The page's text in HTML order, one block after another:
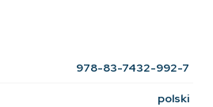
978-83-7432-992-7
polski